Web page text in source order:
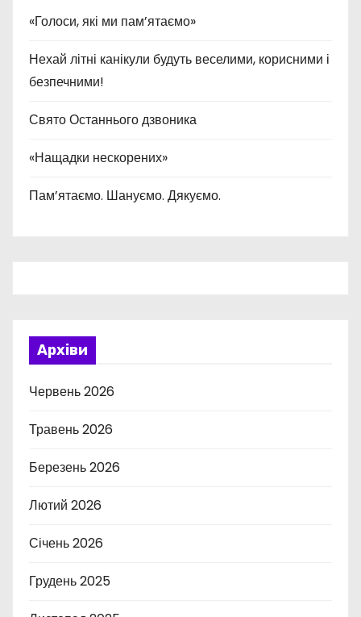
«Голоси, які ми пам’ятаємо»
Нехай літні канікули будуть веселими, корисними і
безпечними!
Свято Останнього дзвоника
«Нащадки нескорених»
Пам’ятаємо. Шануємо. Дякуємо.
Архіви
Червень 2026
Травень 2026
Березень 2026
Лютий 2026
Січень 2026
Грудень 2025